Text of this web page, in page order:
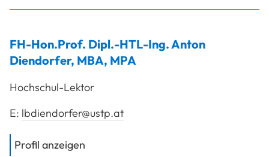
FH-Hon.Prof. Dipl.-HTL-Ing.Anton
Diendorfer, MBA, MPA
Hochschul-Lektor
E: lbdiendorfer@ustp.at
Profil anzeigen